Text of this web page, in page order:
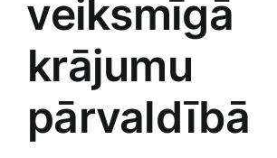
⁢veiksmīgā
krājumu
pārvaldībā